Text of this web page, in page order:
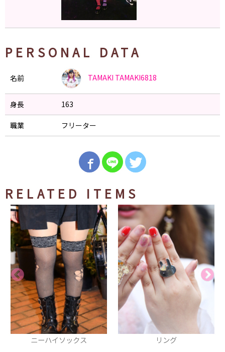
PERSONAL DATA
名前 TAMAKI TAMAKI6818
身長 163
職業 フリーター
RELATED ITEMS
リング カットソー